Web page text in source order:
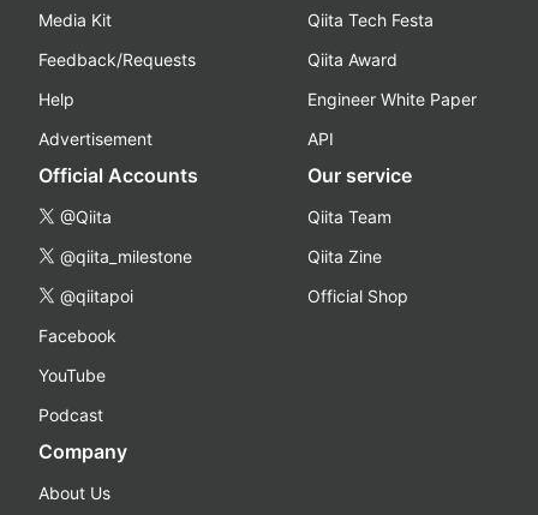
Media Kit
Feedback/Requests
Help
Advertisement
Qiita Tech Festa
Qiita Award
Engineer White Paper
API
Official Accounts
@Qiita
@qiita_milestone
@qiitapoi
Facebook
YouTube
Podcast
Our service
Qiita Team
Qiita Zine
Official Shop
Company
About Us